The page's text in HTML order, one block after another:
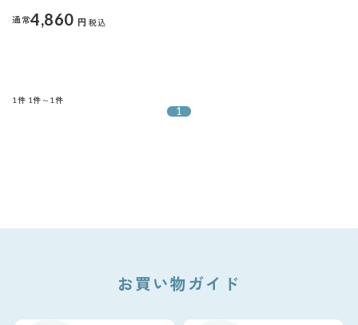
通常4,860 円 税込
1件 1件～1件
1
お買い物ガイド